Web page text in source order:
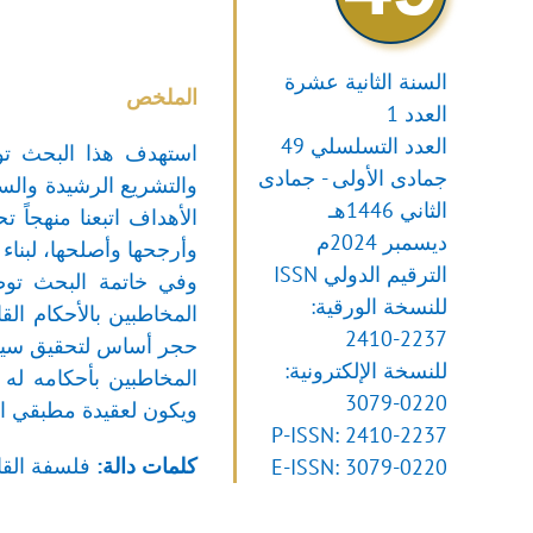
الملخص
استهدف هذا البحث
والتشريع الرشيدة
الأهداف اتبعنا
وأرجحها وأصلحها،
وفي خاتمة البحث
المخاطبين بالأحكام
حجر أساس لتحقيق سيادة
المخاطبين بأحكامه
ويكون لعقيدة مطبقي
كلمات دالة: فلسفة
السنة الثانية عشرة
العدد 1
العدد التسلسلي 49
جمادى الأولى - جمادى
الثاني 1446هـ
ديسمبر 2024م
الترقيم الدولي ISSN
للنسخة الورقية:
2410-2237
للنسخة الإلكترونية:
3079-0220
P-ISSN: 2410-2237
E-ISSN: 3079-0220